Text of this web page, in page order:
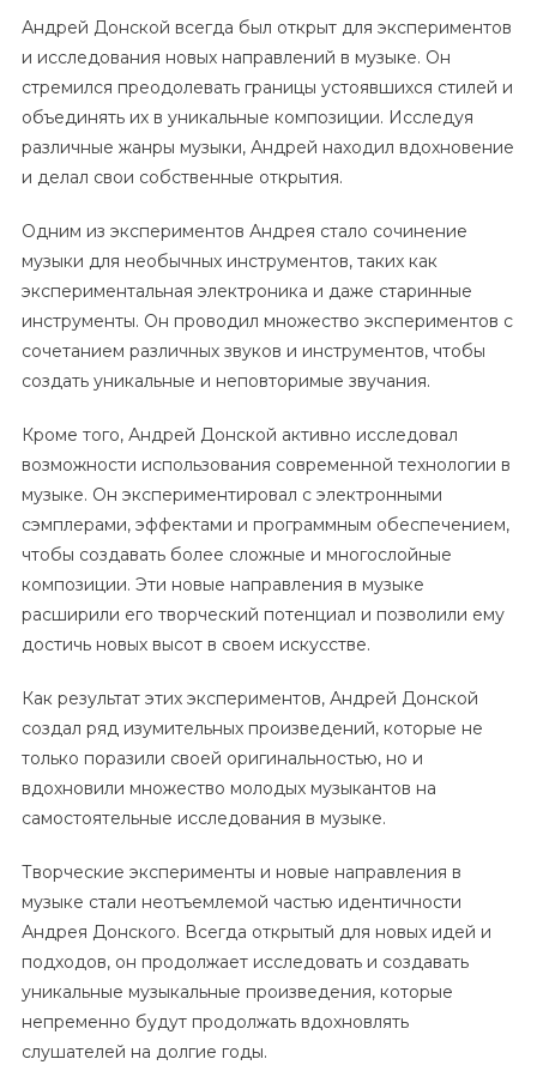
Андрей Донской всегда был открыт для экспериментов
и исследования новых направлений в музыке. Он
стремился преодолевать границы устоявшихся стилей и
объединять их в уникальные композиции. Исследуя
различные жанры музыки, Андрей находил вдохновение
и делал свои собственные открытия.
Одним из экспериментов Андрея стало сочинение
музыки для необычных инструментов, таких как
экспериментальная электроника и даже старинные
инструменты. Он проводил множество экспериментов с
сочетанием различных звуков и инструментов, чтобы
создать уникальные и неповторимые звучания.
Кроме того, Андрей Донской активно исследовал
возможности использования современной технологии в
музыке. Он экспериментировал с электронными
сэмплерами, эффектами и программным обеспечением,
чтобы создавать более сложные и многослойные
композиции. Эти новые направления в музыке
расширили его творческий потенциал и позволили ему
достичь новых высот в своем искусстве.
Как результат этих экспериментов, Андрей Донской
создал ряд изумительных произведений, которые не
только поразили своей оригинальностью, но и
вдохновили множество молодых музыкантов на
самостоятельные исследования в музыке.
Творческие эксперименты и новые направления в
музыке стали неотъемлемой частью идентичности
Андрея Донского. Всегда открытый для новых идей и
подходов, он продолжает исследовать и создавать
уникальные музыкальные произведения, которые
непременно будут продолжать вдохновлять
слушателей на долгие годы.